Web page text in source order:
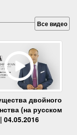
Все видео
двойного
(на русском
04.05.2016